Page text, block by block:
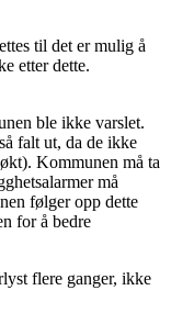
til det er mulig å
etter dette.
ble ikke varslet.
falt ut, da de ikke
Kommunen må ta
må
følger opp dette
for å bedre
flere ganger, ikke